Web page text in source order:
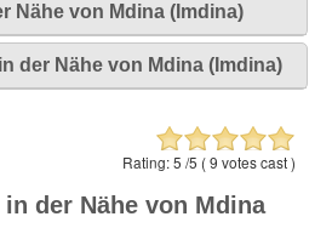
Rating:5 /5 (9 votes cast )
der Nähe von Mdina
Nähe von Mdina (Imdina)
der Nähe von Mdina (Imdina)